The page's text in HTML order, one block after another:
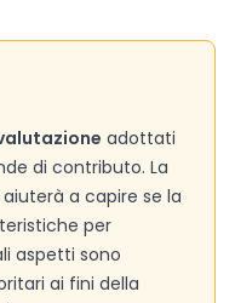
adottati
di contributo. La
a capire se la
per
aspetti sono
ai fini della